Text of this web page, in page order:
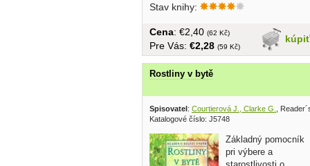
Stav knihy:
kúpiť
Cena: €2,40 (62 Kč)
Pre Vás: €2,28 (59 Kč)
Rostliny v bytě
Spisovatel : Courtierová J., Clarke G.
,
Katalogové číslo: J5748
Základný pomocník
pri výbere a